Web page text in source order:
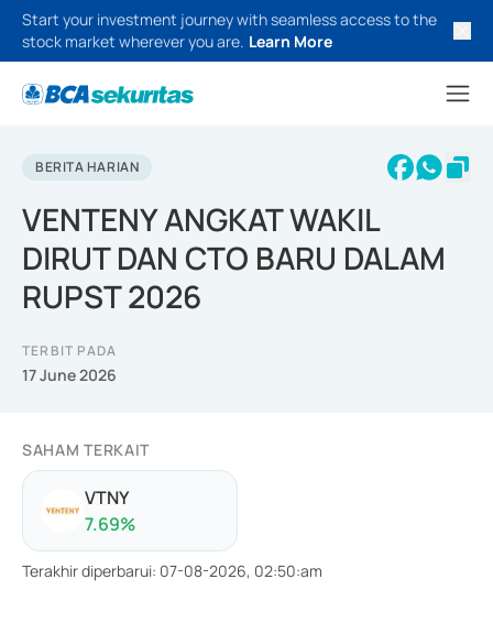
Start your investment journey with seamless access to the
stock market wherever you are. Learn More
BERITA HARIAN
VENTENY ANGKAT WAKIL
DIRUT DAN CTO BARU DALAM
RUPST 2026
TERBIT PADA
17 June 2026
SAHAM TERKAIT
VTNY
7.69%
Terakhir diperbarui: 07-08-2026, 02:50:am